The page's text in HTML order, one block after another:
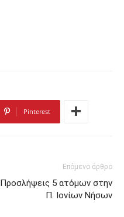
Pinterest
Επόμενο άρθρο
Προσλήψεις 5 ατόμων στην
Π. Ιονίων Νήσων